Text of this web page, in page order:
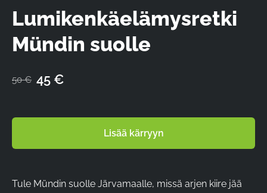
Lumikenkäelämysretki
Mündin suolle
50 € 45 €
Lisää kärryyn
Tule Mündin suolle Järvamaalle, missä arjen kiire jää